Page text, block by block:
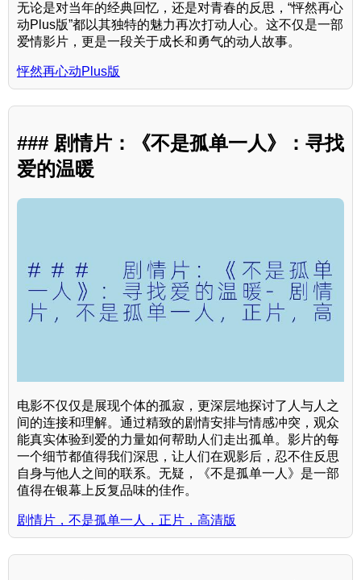
无论是对当年的经典回忆，还是对青春的反思，“怦然再心
动Plus版”都以其独特的魅力再次打动人心。这不仅是一部
爱情影片，更是一段关于成长和勇气的动人故事。
怦然再心动Plus版
### 剧情片：《不是孤单一人》：寻找
爱的温暖
电影不仅仅是展现个体的孤寂，更深层地探讨了人与人之
间的连接和理解。通过精致的剧情安排与情感冲突，观众
能真实体验到爱的力量如何帮助人们走出孤单。影片的每
一个细节都值得我们深思，让人们在观影后，忍不住反思
自身与他人之间的联系。无疑，《不是孤单一人》是一部
值得在银幕上反复品味的佳作。
剧情片，不是孤单一人，正片，高清版